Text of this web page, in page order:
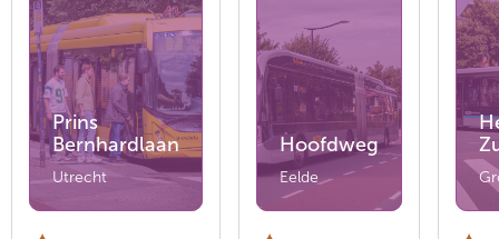
Prins
Bernhardlaan
Utrecht
Hoofdweg
Eelde